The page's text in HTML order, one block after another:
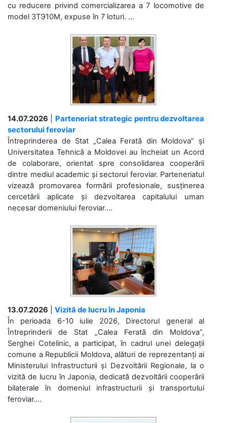
cu reducere privind comercializarea a 7 locomotive de
model 3ТЭ10М, expuse în 7 loturi. ...
14.07.2026
Parteneriat strategic pentru dezvoltarea
sectorului feroviar
Întreprinderea de Stat „Calea Ferată din Moldova” și
Universitatea Tehnică a Moldovei au încheiat un Acord
de colaborare, orientat spre consolidarea cooperării
dintre mediul academic și sectorul feroviar. Parteneriatul
vizează promovarea formării profesionale, susținerea
cercetării aplicate și dezvoltarea capitalului uman
necesar domeniului feroviar....
13.07.2026
Vizită de lucru în Japonia
În perioada 6-10 iulie 2026, Directorul general al
Întreprinderii de Stat „Calea Ferată din Moldova”,
Serghei Cotelinic, a participat, în cadrul unei delegații
comune a Republicii Moldova, alături de reprezentanți ai
Ministerului Infrastructurii și Dezvoltării Regionale, la o
vizită de lucru în Japonia, dedicată dezvoltării cooperării
bilaterale în domeniul infrastructurii și transportului
feroviar....